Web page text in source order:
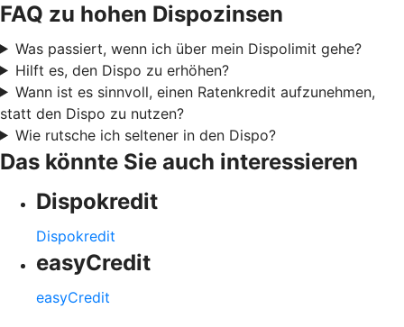
FAQ zu hohen Dispozinsen
Was passiert, wenn ich über mein Dispolimit gehe?
Hilft es, den Dispo zu erhöhen?
Wann ist es sinnvoll, einen Ratenkredit aufzunehmen,
statt den Dispo zu nutzen?
Wie rutsche ich seltener in den Dispo?
Das könnte Sie auch interessieren
Dispokredit
Dispokredit
easyCredit
easyCredit